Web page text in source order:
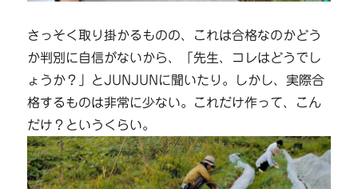
さっそく取り掛かるものの、これは合格なのかどう
か判別に自信がないから、「先生、コレはどうでし
ょうか？」とJUNJUNに聞いたり。しかし、実際合
格するものは非常に少ない。これだけ作って、こん
だけ？というくらい。